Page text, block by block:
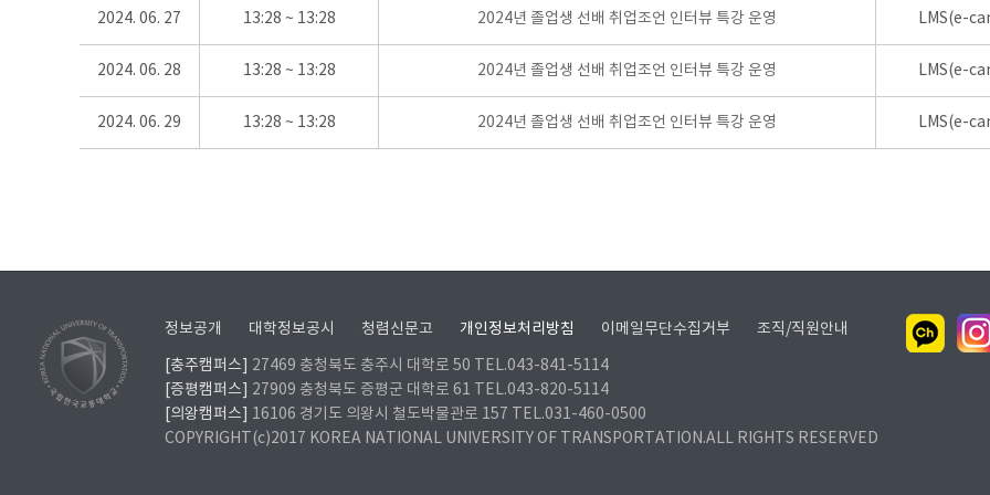
2024. 06. 27 13:28 ~ 13:28 2024년 졸업생 선배 취업조언 인터뷰 특강 운영 LMS(e-
2024. 06. 28 13:28 ~ 13:28 2024년 졸업생 선배 취업조언 인터뷰 특강 운영 LMS(e-
2024. 06. 29 13:28 ~ 13:28 2024년 졸업생 선배 취업조언 인터뷰 특강 운영 LMS(e-
정보공개 대학정보공시 청렴신문고 개인정보처리방침 이메일무단수집거부 조직/직원안내
[충주캠퍼스]
27469 충청북도 충주시 대학로 50 TEL.043-841-5114
[증평캠퍼스]
27909 충청북도 증평군 대학로 61 TEL.043-820-5114
[의왕캠퍼스]
16106 경기도 의왕시 철도박물관로 157 TEL.031-460-0500
COPYRIGHT(c)2017 KOREA NATIONAL UNIVERSITY OF TRANSPORTATION.ALL RIGHTS RESERVED